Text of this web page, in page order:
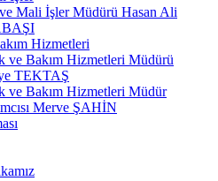
Mali İşler Müdürü Hasan Ali
Hizmetleri
ve Bakım Hizmetleri Müdürü
TEKTAŞ
ve Bakım Hizmetleri Müdür
Merve ŞAHİN